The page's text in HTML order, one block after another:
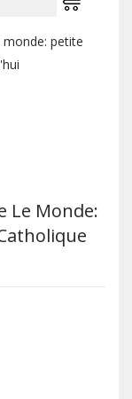
petite
Le Monde: